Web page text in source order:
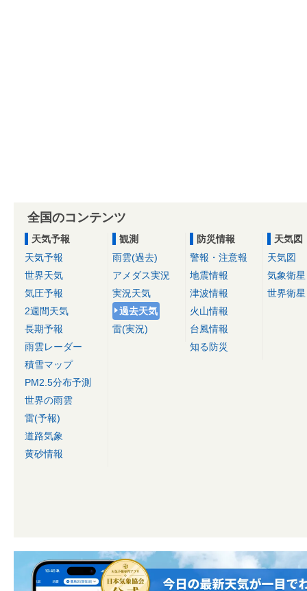
全国のコンテンツ
天気予報
天気予報
世界天気
気圧予報
2週間天気
長期予報
雨雲レーダー
積雪マップ
PM2.5分布予測
世界の雨雲
雷(予報)
道路気象
黄砂情報
観測
雨雲(過去)
アメダス実況
実況天気
過去天気
雷(実況)
防災情報
警報・注意報
地震情報
津波情報
火山情報
台風情報
知る防災
天気図
天気図
気象衛星
世界衛星